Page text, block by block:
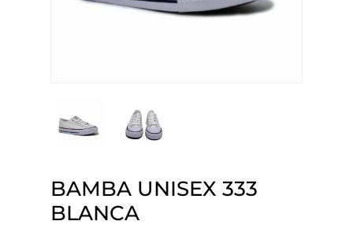
BAMBA UNISEX 333
BLANCA